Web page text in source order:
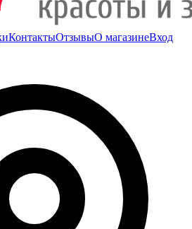
КонтактыОтзывыО магазинеВход